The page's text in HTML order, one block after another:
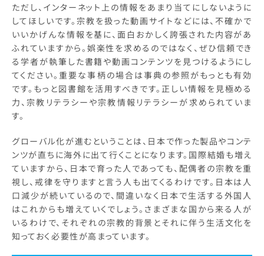
ただし、インターネット上の情報をあまり当てにしないように
してほしいです。宗教を扱った動画サイトなどには、不確かで
いいかげんな情報を基に、面白おかしく誇張された内容があ
ふれていますから。娯楽性を求めるのではなく、ぜひ信頼でき
る学者が執筆した書籍や動画コンテンツを見つけるようにし
てください。重要な事柄の場合は事典の参照がもっとも有効
です。もっと図書館を活用すべきです。正しい情報を見極める
力、宗教リテラシーや宗教情報リテラシーが求められていま
す。
グローバル化が進むということは、日本で作った製品やコンテ
ンツが直ちに海外に出て行くことになります。国際結婚も増え
ていますから、日本で育った人であっても、配偶者の宗教を重
視し、戒律を守りますと言う人も出てくるわけです。日本は人
口減少が続いているので、間違いなく日本で生活する外国人
はこれからも増えていくでしょう。さまざまな国から来る人が
いるわけで、それぞれの宗教的背景とそれに伴う生活文化を
知っておく必要性が高まっています。